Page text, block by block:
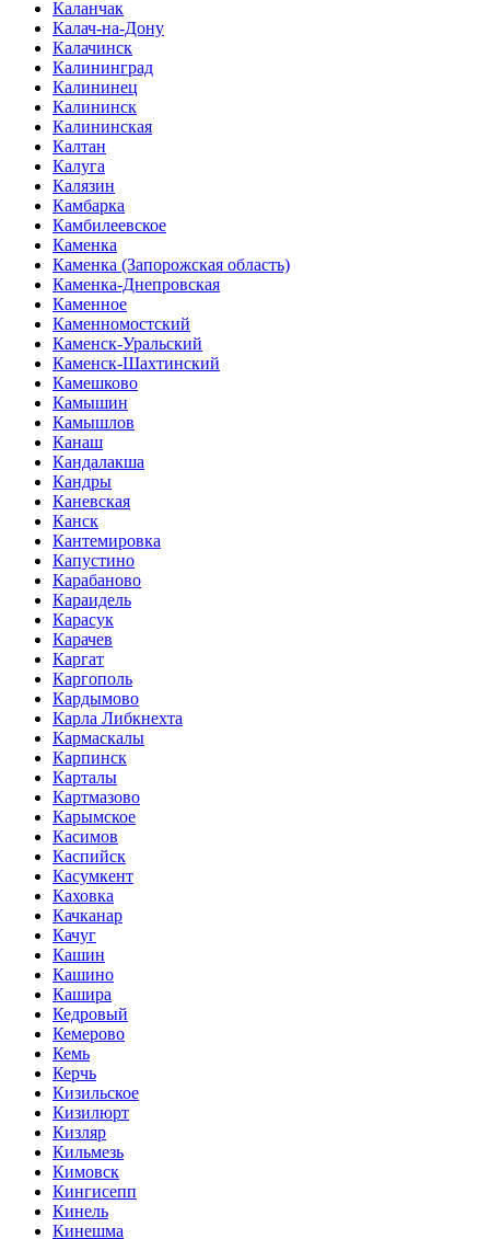
Каланчак
Калач-на-Дону
Калачинск
Калининград
Калининец
Калининск
Калининская
Калтан
Калуга
Калязин
Камбарка
Камбилеевское
Каменка
Каменка (Запорожская область)
Каменка-Днепровская
Каменное
Каменномостский
Каменск-Уральский
Каменск-Шахтинский
Камешково
Камышин
Камышлов
Канаш
Кандалакша
Кандры
Каневская
Канск
Кантемировка
Капустино
Карабаново
Караидель
Карасук
Карачев
Каргат
Каргополь
Кардымово
Карла Либкнехта
Кармаскалы
Карпинск
Карталы
Картмазово
Карымское
Касимов
Каспийск
Касумкент
Каховка
Качканар
Качуг
Кашин
Кашино
Кашира
Кедровый
Кемерово
Кемь
Керчь
Кизильское
Кизилюрт
Кизляр
Кильмезь
Кимовск
Кингисепп
Кинель
Кинешма